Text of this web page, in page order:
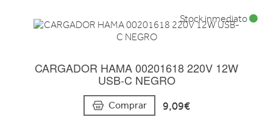
CARGADOR HAMA 00201618 220V 12W
USB-C NEGRO
Comprar 9,09€
Stock inmediato